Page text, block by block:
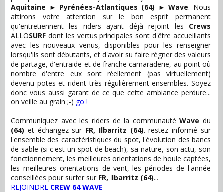
Aquitaine ► Pyrénées-Atlantiques (64) ►Wave. Nous
attirons votre attention sur le bon esprit permanent
qu'entretiennent les riders ayant déjà rejoint les Crews
ALLOSURF dont les vertus principales sont d'être accueillants
avec les nouveaux venus, disponibles pour les renseigner
lorsqu'ils sont débutants, et d'avoir su faire régner des valeurs
de partage, d'entraide et de franche camaraderie, au point où
nombre d'entre eux sont réellement (pas virtuellement)
devenu potes et rident très régulièrement ensembles. Soyez
donc vous aussi garant de ce que cette ambiance perdure...
on veille au grain ;-) go !
Communiquez avec les riders de la communautéWave du
(64) et échangez sur FR, Ilbarritz (64). restez informé sur
l'ensemble des caractéristiques du spot, l'évolution des bancs
de sable (si c'est un spot de beach), sa nature, son actu, son
fonctionnement, les meilleures orientations de houle captées,
les meilleures orientations de vent, les périodes de l'année
conseillées pour surfer sur FR, Ilbarritz (64)...
REJOINDRE CREW 64 WAVE